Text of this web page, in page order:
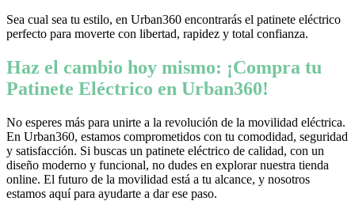
Sea cual sea tu estilo, en Urban360 encontrarás el patinete eléctrico
perfecto para moverte con libertad, rapidez y total confianza.
Haz el cambio hoy mismo: ¡Compra tu
Patinete Eléctrico en Urban360!
No esperes más para unirte a la revolución de la movilidad eléctrica.
En Urban360, estamos comprometidos con tu comodidad, seguridad
y satisfacción. Si buscas un patinete eléctrico de calidad, con un
diseño moderno y funcional, no dudes en explorar nuestra tienda
online. El futuro de la movilidad está a tu alcance, y nosotros
estamos aquí para ayudarte a dar ese paso.